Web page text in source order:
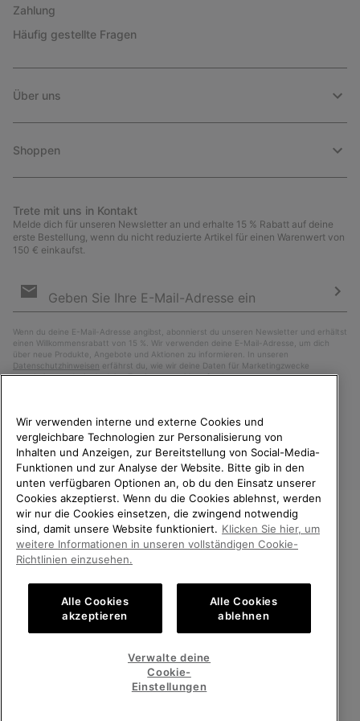
Zahlung
Häufig gestellte Fragen
Über uns
Shoppen
Trete mit uns in Kontakt
Melde dich für unseren Newsletter an und erhalte 15 % Rabatt auf deine
erste Bestellung, wenn du nicht reduzierte Artikel für einen Warenwert von
150 € einkaufst.
Anmeldung
Wenn du deine E-Mail-Adresse angibst, abonnierst du unseren Newsletter und erhältst
einen Willkommensrabatt von 15 %. Wir verwenden deine E-Mail-Adresse, um dich
über neue Produkte, Angebote und Aktionen zu informieren. In unseren
Datenschutzhinweisen erfährst du, wie wir deine Daten für Marketingzwecke
verarbeiten und wie du deine Zustimmung widerrufen kannst.
Deutschland
©2026SOREL. Alle Rechte vorbehalten.
Datenschutz Nutzungsbedingungen
Allgemeine Verkaufsbedingungen Garantiebestimmungen
Impressum Public CBCR
Kundenservice: Mo- Fr. 9:00 - 13:00 & 14:00- 18:00 Uhr
WILLKOMMEN BEI SOREL.
BITTE WÄHLEN SIE IHR
LIEFERLAND.
Online-Einkauf verfügbar
Deutschland
Wir verwenden interne und externe Cookies und
vergleichbare Technologien zur Personalisierung von
Inhalten und Anzeigen, zur Bereitstellung von Social-Media-
Funktionen und zur Analyse der Website. Bitte gib in den
unten verfügbaren Optionen an, ob du den Einsatz unserer
Cookies akzeptierst. Wenn du die Cookies ablehnst, werden
wir nur die Cookies einsetzen, die zwingend notwendig
sind, damit unsere Website funktioniert. Klicken Sie hier, um
weitere Informationen in unseren vollständigen Cookie-
Richtlinien einzusehen.
Alle Cookies
akzeptieren
Alle Cookies
ablehnen
Verwalte deine
Cookie-
Einstellungen